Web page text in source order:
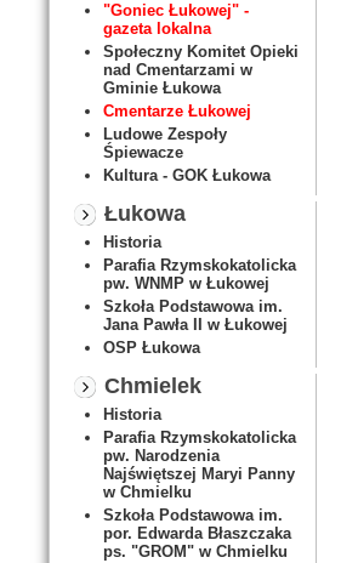
"Goniec Łukowej" -
gazeta lokalna
Społeczny Komitet Opieki
nad Cmentarzami w
Gminie Łukowa
Cmentarze Łukowej
Ludowe Zespoły
Śpiewacze
Kultura - GOK Łukowa
Łukowa
Historia
Parafia Rzymskokatolicka
pw. WNMP w Łukowej
Szkoła Podstawowa im.
Jana Pawła II w Łukowej
OSP Łukowa
Chmielek
Historia
Parafia Rzymskokatolicka
pw. Narodzenia
Najświętszej Maryi Panny
w Chmielku
Szkoła Podstawowa im.
por. Edwarda Błaszczaka
ps. "GROM" w Chmielku